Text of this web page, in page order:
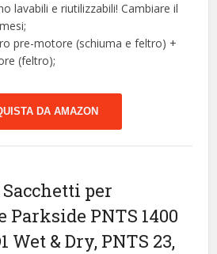
lavabili e riutilizzabili! Cambiare il
pre-motore (schiuma e feltro) +
(feltro);
DA AMAZON
Sacchetti per
PNTS 1400
Wet & Dry, PNTS 23,